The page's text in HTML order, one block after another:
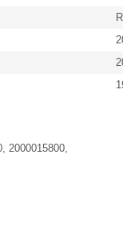
2000015800,